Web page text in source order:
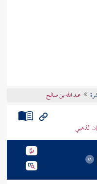
عبد الله بن صالح
الذهبي